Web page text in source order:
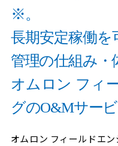
※。
長期安定稼働を
管理の仕組み・
オムロン フィ
グのO&Mサー
オムロン フィールドエ